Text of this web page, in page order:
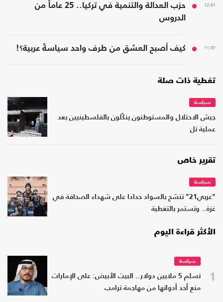
12:01
حزب العدالة والتنمية في تركيا.. 25 عاماً من
الدروس
11:37 كيف أصبح العشق من طرف واحد سياسةً عربية؟!
تغطية ذات صلة
سياسة
جيش الاحتلال والمستوطنون ينكّلون بالفلسطينيين بعد
عملية تل
تقرير خاص
سياسة
"عربي21" تتشح بالسواد حدادا على شهداء الصحافة في
غزة.. وتستمر بالتغطية
الأكثر قراءة اليوم
1
سياسة
تسلم 5 ملايين دولار.. البيت الأبيض: على الإمارات
منع أحد أدواتها من مهاجمة ترامب